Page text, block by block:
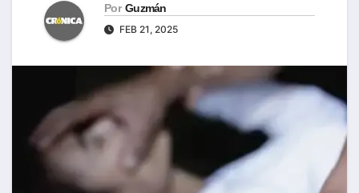
Por Guzmán
FEB 21, 2025